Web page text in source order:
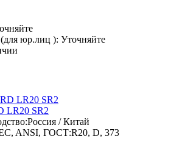
юр.лиц ): Уточняйте
LR20 SR2
Россия / Китай
ANSI, ГОСТ:R20, D, 373